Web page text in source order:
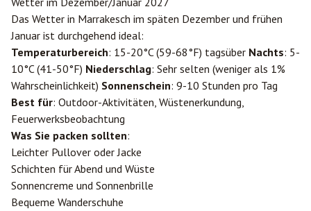
Das Wetter in Marrakesch im späten Dezember und frühen
Januar ist durchgehend ideal:
Temperaturbereich: 15-20°C (59-68°F) tagsüber Nachts: 5-
10°C (41-50°F) Niederschlag: Sehr selten (weniger als 1%
Wahrscheinlichkeit) Sonnenschein: 9-10 Stunden pro Tag
Best für: Outdoor-Aktivitäten, Wüstenerkundung,
Feuerwerksbeobachtung
Was Sie packen sollten:
Leichter Pullover oder Jacke
Schichten für Abend und Wüste
Sonnencreme und Sonnenbrille
Bequeme Wanderschuhe